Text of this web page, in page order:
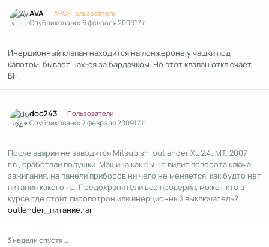
AVA APC-Пользователи
Опубликовано:6 февраля 200917 г
Инерционный клапан находится на лонжероне у чашки под
капотом, бывает нах-ся за бардачком. Но этот клапан отключает
БН.
doc243 Пользователи
Опубликовано:7 февраля 200917 г
После аварии не заводится Mitsubishi outlander XL 2.4, МТ, 2007
г.в., сработали подушки. Машина как бы не видит поворота ключа
зажигания, на панели приборов ни чего не меняется, как будто нет
питания какого то. Предохранители все проверил, может кто в
курсе где стоит пиропотрон или инерционный выключатель?
outlender_питание.rar
3 недели спустя...